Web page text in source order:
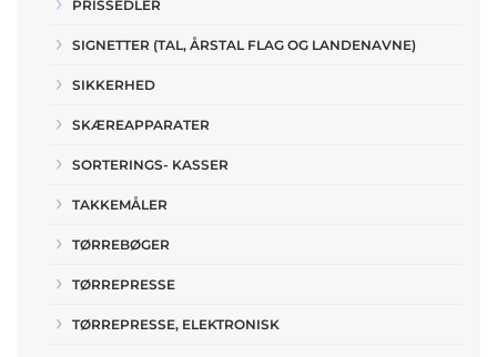
PRISSEDLER
SIGNETTER (TAL, ÅRSTAL FLAG OG LANDENAVNE)
SIKKERHED
SKÆREAPPARATER
SORTERINGS- KASSER
TAKKEMÅLER
TØRREBØGER
TØRREPRESSE
TØRREPRESSE, ELEKTRONISK